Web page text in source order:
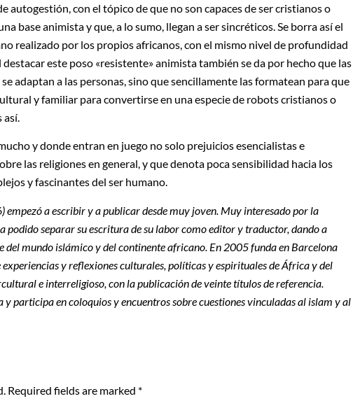
autogestión, con el tópico de que no son capaces de ser cristianos o
base animista y que, a lo sumo, llegan a ser sincréticos. Se borra así el
realizado por los propios africanos, con el mismo nivel de profundidad
este poso «resistente» animista también se da por hecho que las
adaptan a las personas, sino que sencillamente las formatean para que
y familiar para convertirse en una especie de robots cristianos o
y donde entran en juego no solo prejuicios esencialistas e
las religiones en general, y que denota poca sensibilidad hacia los
y fascinantes del ser humano.
empezó a escribir y a publicar desde muy joven. Muy interesado por la
podido separar su escritura de su labor como editor y traductor, dando a
del mundo islámico y del continente africano. En 2005 funda en Barcelona
y reflexiones culturales, políticas y espirituales de África y del
e interreligioso, con la publicación de veinte títulos de referencia.
participa en coloquios y encuentros sobre cuestiones vinculadas al islam y al
Required fields are marked *